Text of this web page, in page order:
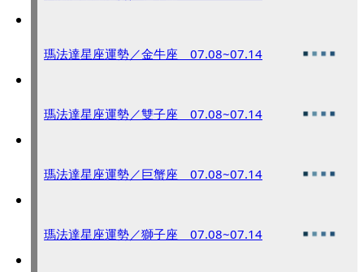
瑪法達星座運勢／金牛座 07.08~07.14
瑪法達星座運勢／雙子座 07.08~07.14
瑪法達星座運勢／巨蟹座 07.08~07.14
瑪法達星座運勢／獅子座 07.08~07.14